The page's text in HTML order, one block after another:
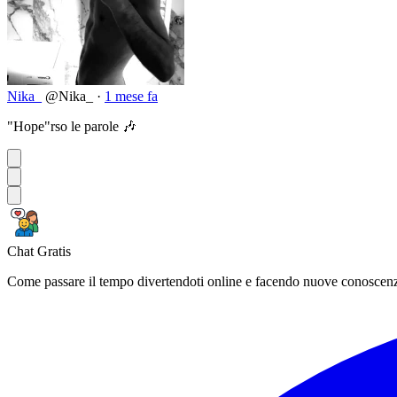
Nika_ @Nika_ · 1 mese fa
"Hope"rso le parole 🎶
Chat Gratis
Come passare il tempo divertendoti online e facendo nuove